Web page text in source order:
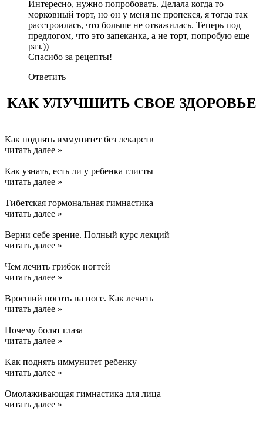
Интересно, нужно попробовать. Делала когда то
морковный торт, но он у меня не пропекся, я тогда так
расстроилась, что больше не отважилась. Теперь под
предлогом, что это запеканка, а не торт, попробую еще
раз.))
Спасибо за рецепты!
Ответить
КАК УЛУЧШИТЬ СВОЕ ЗДОРОВЬЕ
Как поднять иммунитет без лекарств
читать далее »
Как узнать, есть ли у ребенка глисты
читать далее »
Тибетская гормональная гимнастика
читать далее »
Верни себе зрение. Полный курс лекций
читать далее »
Чем лечить грибок ногтей
читать далее »
Вросший ноготь на ноге. Как лечить
читать далее »
Почему болят глаза
читать далее »
Kак поднять иммунитет ребенку
читать далее »
Омолаживающая гимнастика для лица
читать далее »